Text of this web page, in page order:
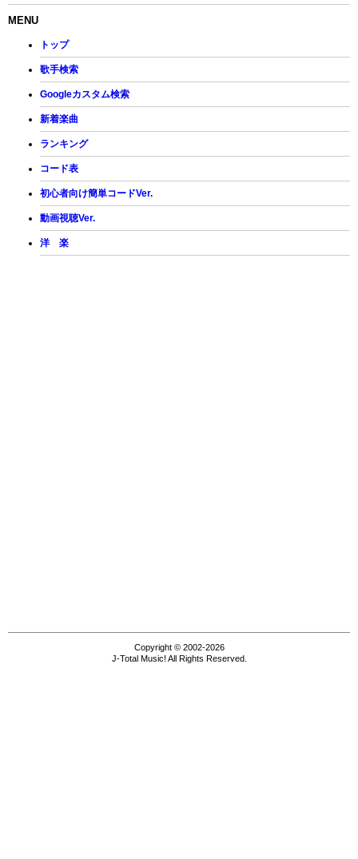
MENU
トップ
歌手検索
Googleカスタム検索
新着楽曲
ランキング
コード表
初心者向け簡単コードVer.
動画視聴Ver.
洋 楽
Copyright © 2002-2026
J-Total Music! All Rights Reserved.